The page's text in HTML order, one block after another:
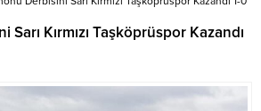
Kırmızı Taşköprüspor Kazandı